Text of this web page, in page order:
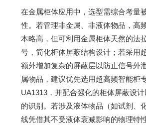
在金属柜体应用中，选型需综合考量
性。若管理非金属、非液体物品，高
本略高，但可利用金属柜体天然的法
号，简化柜体屏蔽结构设计；若采用
额外增加复杂的屏蔽层以防止信号外
属物品，建议优先选用超高频智能柜
UA1313，并配合强化的柜体屏蔽设
的识别。若涉及液体物品（如试剂、
线凭借其不受液体衰减影响的物理特